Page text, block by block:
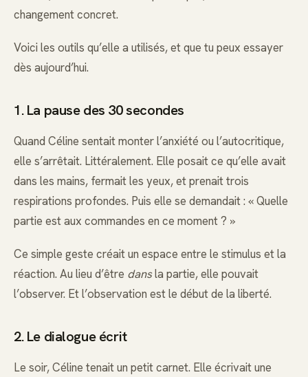
changement concret.
Voici les outils qu’elle a utilisés, et que tu peux essayer
dès aujourd’hui.
1. La pause des 30 secondes
Quand Céline sentait monter l’anxiété ou l’autocritique,
elle s’arrêtait. Littéralement. Elle posait ce qu’elle avait
dans les mains, fermait les yeux, et prenait trois
respirations profondes. Puis elle se demandait : « Quelle
partie est aux commandes en ce moment ? »
Ce simple geste créait un espace entre le stimulus et la
réaction. Au lieu d’être dansla partie, elle pouvait
l’observer. Et l’observation est le début de la liberté.
2. Le dialogue écrit
Le soir, Céline tenait un petit carnet. Elle écrivait une